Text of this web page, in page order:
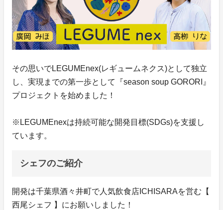
その思いでLEGUMEnex(レギュームネクス)として独立
し、実現までの第一歩として『season soup GORORI』
プロジェクトを始めました！
※LEGUMEnexは持続可能な開発目標(SDGs)を支援し
ています。
シェフのご紹介
開発は千葉県酒々井町で人気飲食店ICHISARAを営む【
西尾シェフ 】にお願いしました！